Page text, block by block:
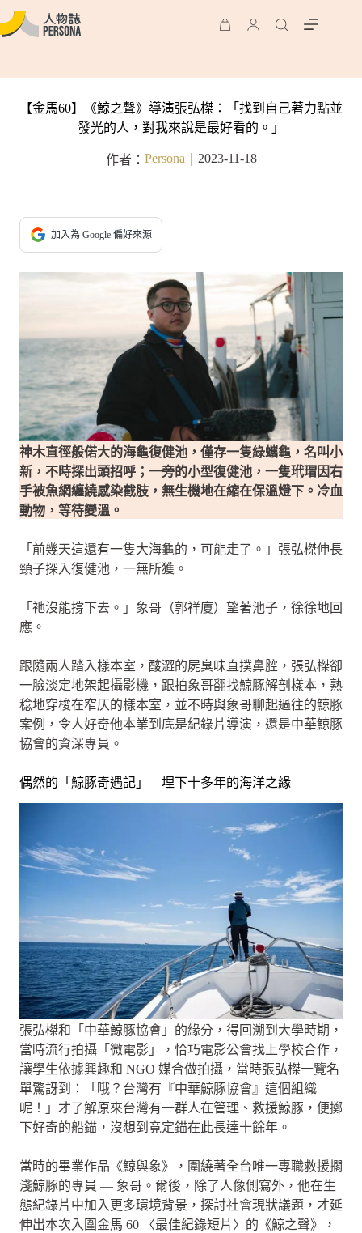
【金馬60】《鯨之聲》導演張弘榤：「找到自己著力點並
發光的人，對我來說是最好看的。」
作者： Persona｜ 2023-11-18
加入為 Google 偏好來源
神木直徑般偌大的海龜復健池，僅存一隻綠蠵龜，名叫小
新，不時探出頭招呼；一旁的小型復健池，一隻玳瑁因右
手被魚網纏繞感染截肢，無生機地在縮在保溫燈下。冷血
動物，等待變溫。
「前幾天這還有一隻大海龜的，可能走了。」張弘榤伸長
頸子探入復健池，一無所獲。
「祂沒能撐下去。」象哥（郭祥廈）望著池子，徐徐地回
應。
跟隨兩人踏入樣本室，酸澀的屍臭味直撲鼻腔，張弘榤卻
一臉淡定地架起攝影機，跟拍象哥翻找鯨豚解剖樣本，熟
稔地穿梭在窄仄的樣本室，並不時與象哥聊起過往的鯨豚
案例，令人好奇他本業到底是紀錄片導演，還是中華鯨豚
協會的資深專員。
偶然的「鯨豚奇遇記」 埋下十多年的海洋之緣
張弘榤和「中華鯨豚協會」的緣分，得回溯到大學時期，
當時流行拍攝「微電影」，恰巧電影公會找上學校合作，
讓學生依據興趣和 NGO 媒合做拍攝，當時張弘榤一覽名
單驚訝到：「哦？台灣有『中華鯨豚協會』這個組織
呢！」才了解原來台灣有一群人在管理、救援鯨豚，便擲
下好奇的船錨，沒想到竟定錨在此長達十餘年。
當時的畢業作品《鯨與象》，圍繞著全台唯一專職救援擱
淺鯨豚的專員 — 象哥。爾後，除了人像側寫外，他在生
態紀錄片中加入更多環境背景，探討社會現狀議題，才延
伸出本次入圍金馬 60 〈最佳紀錄短片〉的《鯨之聲》，